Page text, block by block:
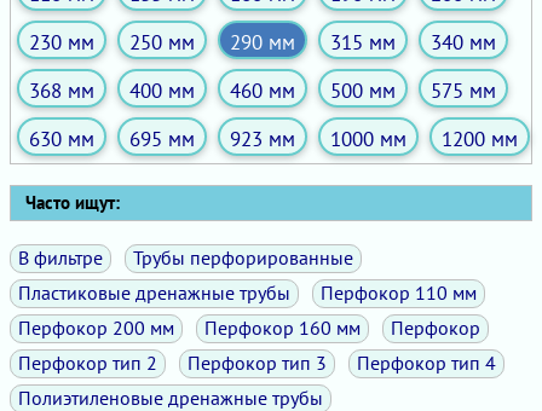
230 мм
250 мм 290 мм 315 мм
340 мм
368 мм
400 мм 460 мм 500 мм
575 мм
630 мм
695 мм 923 мм 1000 мм 1200 мм
Часто ищут:
В фильтре
Трубы перфорированные
Пластиковые дренажные трубы
Перфокор 110 мм
Перфокор 200 мм
Перфокор 160 мм
Перфокор
Перфокор тип 2
Перфокор тип 3
Перфокор тип 4
Полиэтиленовые дренажные трубы